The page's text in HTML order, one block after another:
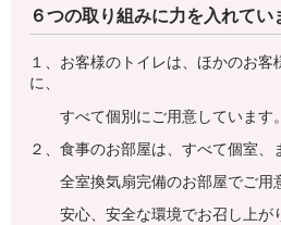
６つの取り組みに力を入れてい
１、お客様のトイレは、ほかのお客
に、
すべて個別にご用意しています。
２、食事のお部屋は、すべて個室、
全室換気扇完備のお部屋でご用
安心、安全な環境でお召し上が